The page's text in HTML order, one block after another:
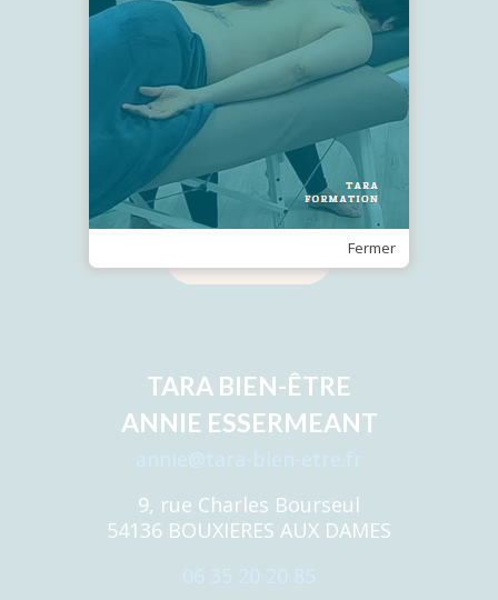
SUIVEZ-NOUS !
Recevez notre Newsletter
TARA BIEN-ÊTRE
ANNIE ESSERMEANT
annie@tara-bien-etre.fr
9, rue Charles Bourseul
54136 BOUXIERES AUX DAMES
06 35 20 20 85
Fermer